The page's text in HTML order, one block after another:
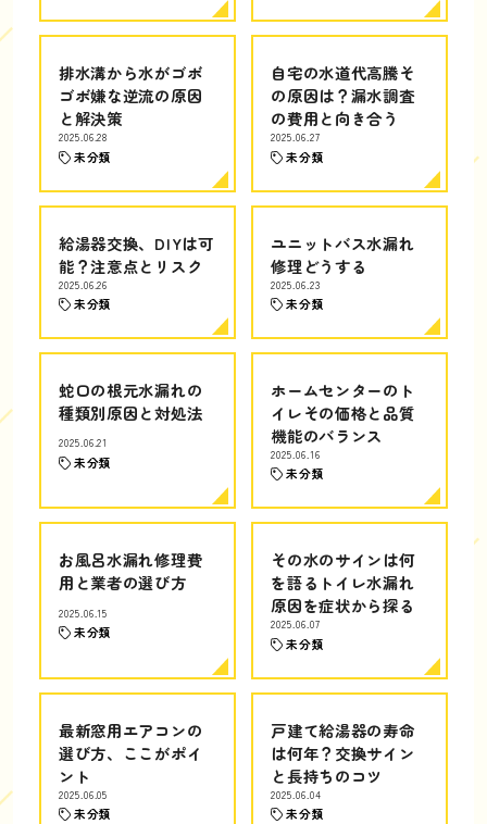
排水溝から水がゴボ
ゴボ嫌な逆流の原因
と解決策
2025.06.28
未分類
自宅の水道代高騰そ
の原因は？漏水調査
の費用と向き合う
2025.06.27
未分類
給湯器交換、DIYは可
能？注意点とリスク
2025.06.26
未分類
ユニットバス水漏れ
修理どうする
2025.06.23
未分類
蛇口の根元水漏れの
種類別原因と対処法
2025.06.21
未分類
ホームセンターのト
イレその価格と品質
機能のバランス
2025.06.16
未分類
お風呂水漏れ修理費
用と業者の選び方
2025.06.15
未分類
その水のサインは何
を語るトイレ水漏れ
原因を症状から探る
2025.06.07
未分類
最新窓用エアコンの
選び方、ここがポイ
ント
2025.06.05
未分類
戸建て給湯器の寿命
は何年？交換サイン
と長持ちのコツ
2025.06.04
未分類